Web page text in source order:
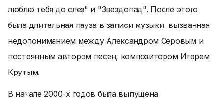
люблю тебя до слез" и "Звездопад". После этого
была длительная пауза в записи музыки, вызванная
недопониманием между Александром Серовым и
постоянным автором песен, композитором Игорем
Крутым.
В начале 2000-х годов была выпущена